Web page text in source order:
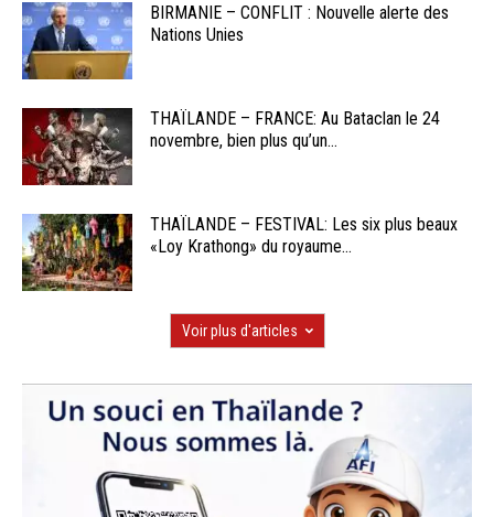
BIRMANIE – CONFLIT : Nouvelle alerte des
Nations Unies
THAÏLANDE – FRANCE: Au Bataclan le 24
novembre, bien plus qu’un...
THAÏLANDE – FESTIVAL: Les six plus beaux
«Loy Krathong» du royaume...
Voir plus d'articles